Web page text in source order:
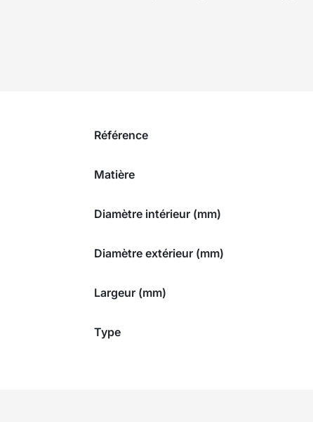
Référence
Matière
Diamètre intérieur (mm)
Diamètre extérieur (mm)
Largeur (mm)
Type